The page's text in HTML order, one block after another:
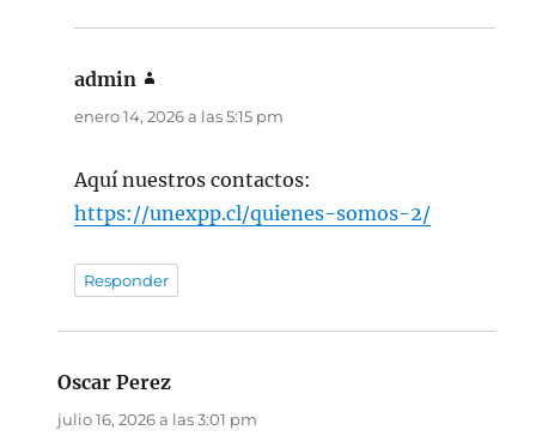
admin
enero 14, 2026 a las 5:15 pm
Aquí nuestros contactos:
https://unexpp.cl/quienes-somos-2/
Responder
Oscar Perez
julio 16, 2026 a las 3:01 pm